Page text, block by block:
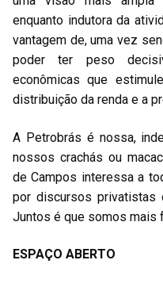
enquanto indutora da
vantagem de, uma vez
poder ter peso
econômicas que
distribuição da renda e a
A Petrobrás é nossa,
nossos crachás ou
de Campos interessa a
por discursos privatistas
Juntos é que somos mais
ESPAÇO ABERTO